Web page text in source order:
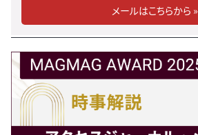
メールはこちらから »